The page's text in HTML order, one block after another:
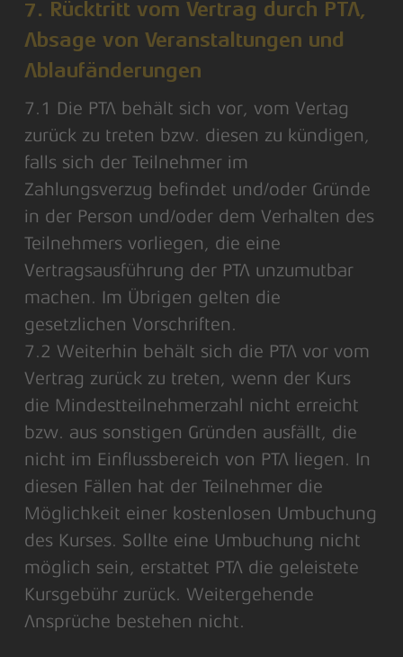
7. Rücktritt vom Vertrag durch PTA,
Absage von Veranstaltungen und
Ablaufänderungen
7.1 Die PTA behält sich vor, vom Vertag
zurück zu treten bzw. diesen zu kündigen,
falls sich der Teilnehmer im
Zahlungsverzug befindet und/oder Gründe
in der Person und/oder dem Verhalten des
Teilnehmers vorliegen, die eine
Vertragsausführung der PTA unzumutbar
machen. Im Übrigen gelten die
gesetzlichen Vorschriften.
7.2 Weiterhin behält sich die PTA vor vom
Vertrag zurück zu treten, wenn der Kurs
die Mindestteilnehmerzahl nicht erreicht
bzw. aus sonstigen Gründen ausfällt, die
nicht im Einflussbereich von PTA liegen. In
diesen Fällen hat der Teilnehmer die
Möglichkeit einer kostenlosen Umbuchung
des Kurses. Sollte eine Umbuchung nicht
möglich sein, erstattet PTA die geleistete
Kursgebühr zurück. Weitergehende
Ansprüche bestehen nicht.